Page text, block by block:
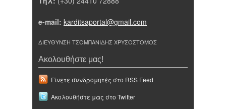
e-mail: karditsaportal@gmail.com
ΔΙΕΥΘΥΝΣΗ ΤΣΟΜΠΑΝΙΔΗΣ ΧΡΥΣΟΣΤΟΜΟΣ
Ακολουθήστε μας!
Γίνετε συνδρομητές στο RSS Feed
Ακολουθήστε μας στο Twitter